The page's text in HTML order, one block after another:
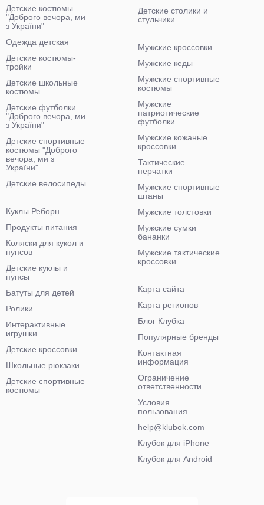
Детские столики и
стульчики
Детские костюмы
"Доброго вечора, ми
з України"
Одежда детская
Детские костюмы-
тройки
Детские школьные
костюмы
Детские футболки
"Доброго вечора, ми
з України"
Детские спортивные
костюмы "Доброго
вечора, ми з
України"
Детские велосипеды
Мужские кроссовки
Мужские кеды
Мужские спортивные
костюмы
Мужские
патриотические
футболки
Мужские кожаные
кроссовки
Тактические
перчатки
Мужские спортивные
штаны
Мужские толстовки
Мужские сумки
бананки
Мужские тактические
кроссовки
Куклы Реборн
Продукты питания
Коляски для кукол и
пупсов
Детские куклы и
пупсы
Батуты для детей
Ролики
Интерактивные
игрушки
Детские кроссовки
Школьные рюкзаки
Детские спортивные
костюмы
Карта сайта
Карта регионов
Блог Клубка
Популярные бренды
Контактная
информация
Ограничение
ответственности
Условия
пользования
help@klubok.com
Клубок для iPhone
Клубок для Android